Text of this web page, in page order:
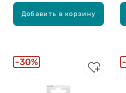
Добавить в корзину
30%